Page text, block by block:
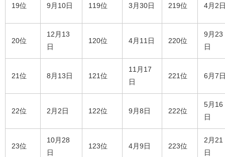
19位 9月10日 119位 3月30日 219位 4月2
20位
12月13
日
120位 4月11日 220位
9月23
日
21位 8月13日 121位
11月17
日
221位 6月7
22位 2月2日 122位 9月8日 222位
5月16
日
23位
10月28
日
123位 4月9日 223位
2月21
日